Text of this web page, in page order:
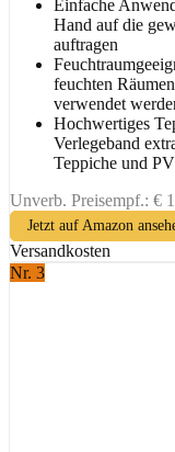
Einfache
Hand auf die
auftragen
feuchten
verwendet
Hochwertiges
Verlegeband
Teppiche und
Unverb. Preisempf.: €
Jetzt auf Amazon
Versandkosten
Nr. 3